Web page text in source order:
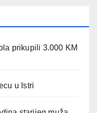
prikupili 3.000 KM
u Istri